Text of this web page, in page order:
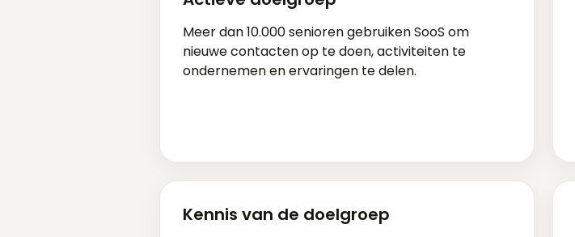
Meer dan 10.000 senioren gebruiken SooS om
nieuwe contacten op te doen, activiteiten te
ondernemen en ervaringen te delen.
Kennis van de doelgroep